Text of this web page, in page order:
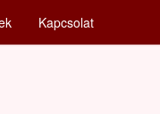
Kapcsolat